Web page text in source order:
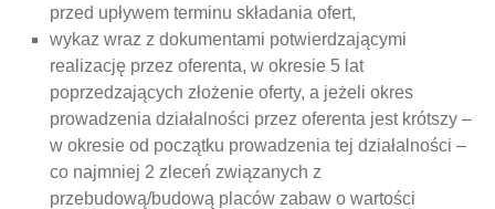
przed upływem terminu składania ofert,
wykaz wraz z dokumentami potwierdzającymi
realizację przez oferenta, w okresie 5 lat
poprzedzających złożenie oferty, a jeżeli okres
prowadzenia działalności przez oferenta jest krótszy –
w okresie od początku prowadzenia tej działalności –
co najmniej 2 zleceń związanych z
przebudową/budową placów zabaw o wartości